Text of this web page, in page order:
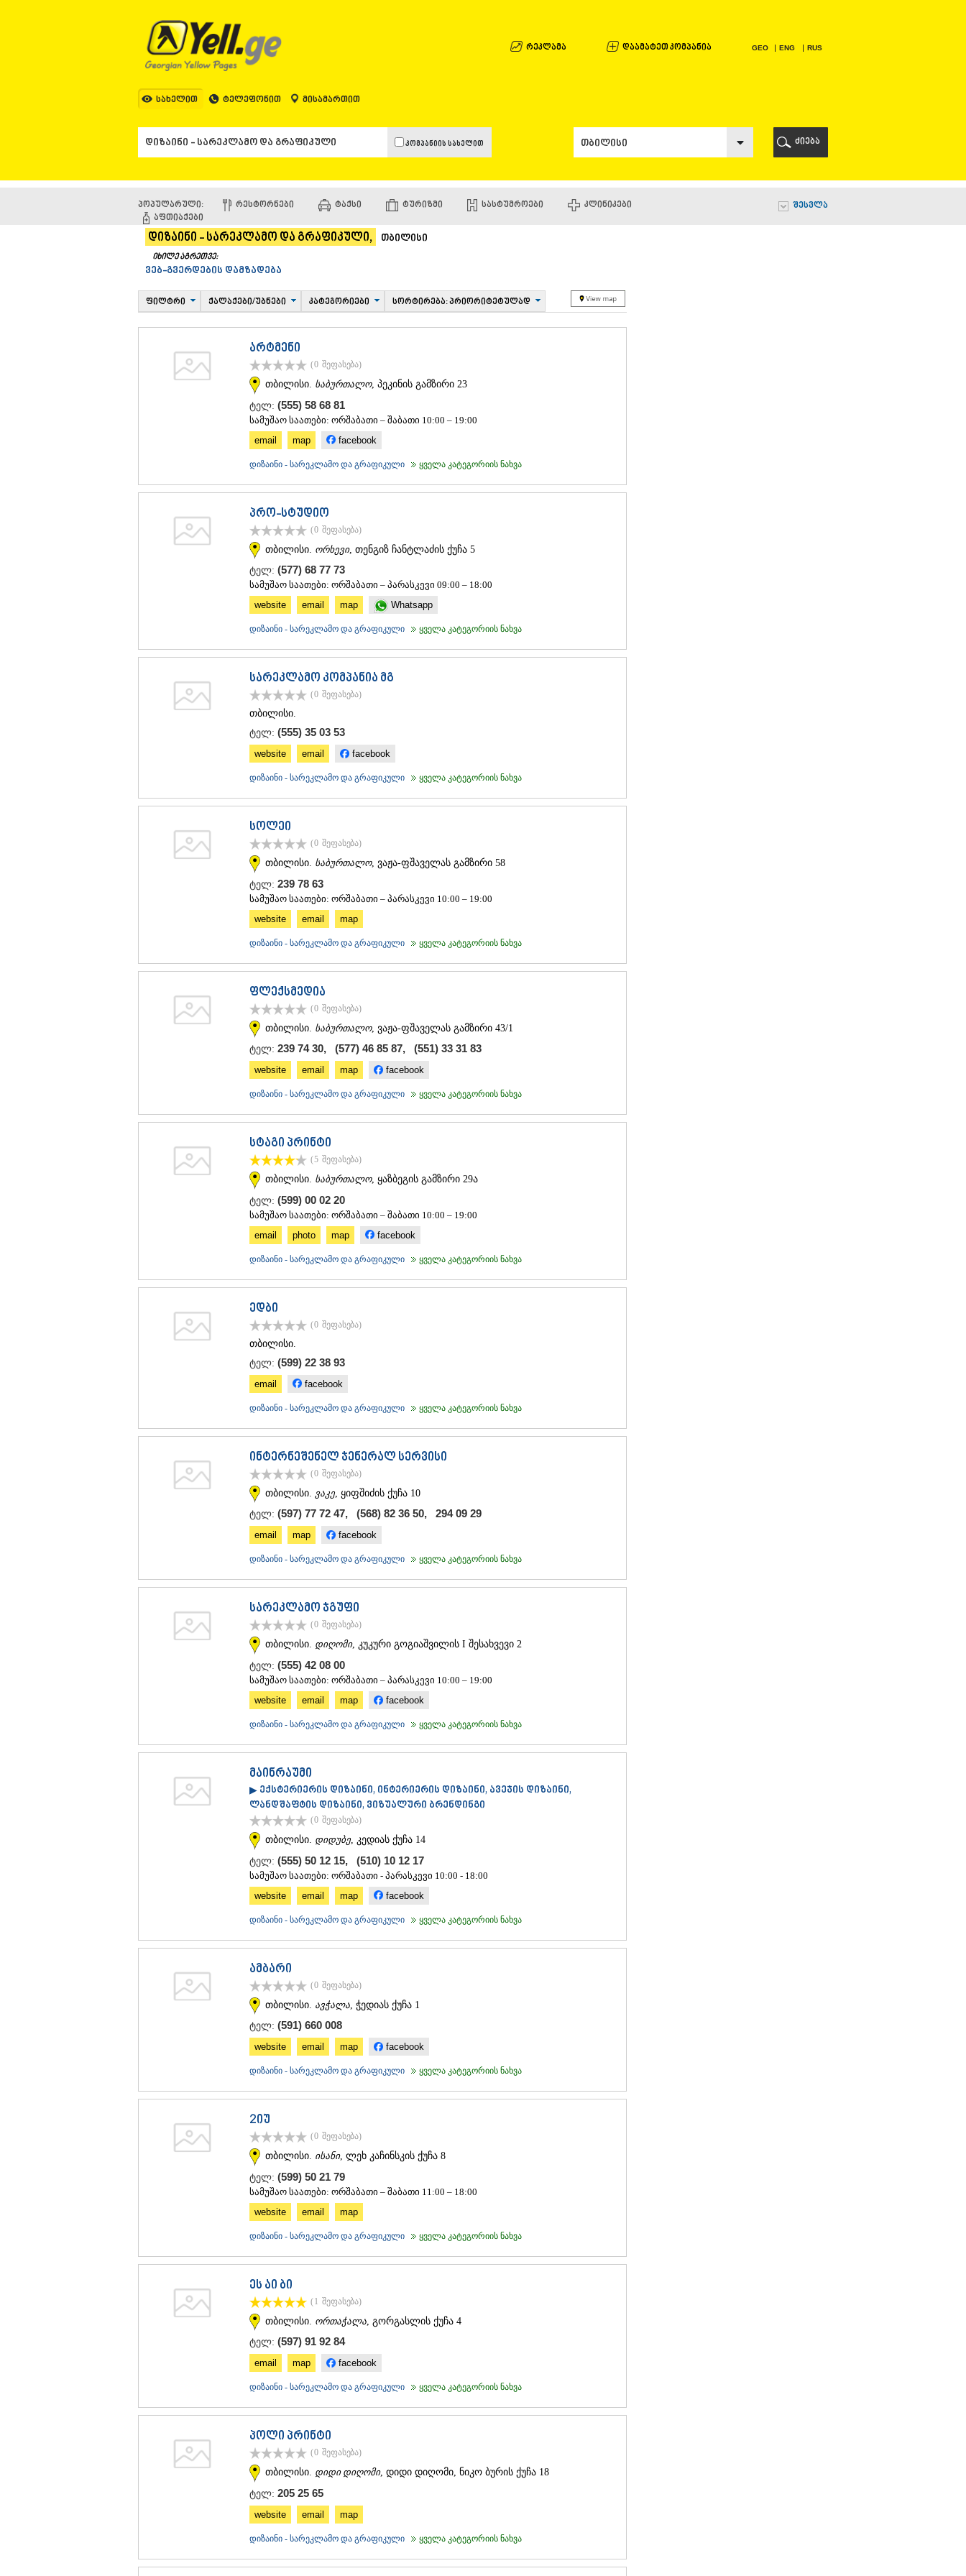
რეკლამა დაამატეთ კომპანია GEO ENG RUS
სახელით ტელეფონით მისამართით
კომპანიის სახელით
ᲐᲭᲐᲠᲐ
ᲩᲐᲥᲕᲘ
ᲚᲐᲜᲩᲮᲣᲗᲘ
ᲩᲝᲮᲐᲢᲐᲣᲠᲘ
ᲗᲔᲠᲯᲝᲚᲐ
ᲡᲐᲛᲢᲠᲔᲓᲘᲐ
ᲡᲐᲩᲮᲔᲠᲔ
ᲗᲔᲚᲐᲕᲘ
ᲒᲣᲓᲐᲣᲠᲘ
ᲛᲐᲠᲢᲕᲘᲚᲘ
ᲐᲮᲐᲚᲥᲐᲚᲐᲥᲘ
ძიება
პოპულარული: ᲠᲔᲡᲢᲝᲠᲜᲔᲑᲘ ᲢᲐᲥᲡᲘ ᲢᲣᲠᲘᲖᲛᲘ ᲡᲐᲡᲢᲣᲛᲠᲝᲔᲑᲘ
ᲙᲚᲘᲜᲘᲙᲔᲑᲘ
ᲐᲤᲗᲘᲐᲥᲔᲑᲘ
შესვლა
დიზაინი - სარეკლამო და გრაფიკული, თბილისი
იხილე აგრეთვე:
ვებ-გვერდების დამზადება
ფილტრი ქალაქები/უბნები კატეგორიები სორტირება: პრიორიტეტულად
არტმენი
(0 შეფასება)
თბილისი. საბურთალო, პეკინის გამზირი 23
ტელ: (555) 58 68 81
სამუშაო საათები: ორშაბათი – შაბათი 10:00 – 19:00
email
map facebook
დიზაინი - სარეკლამო და გრაფიკული ყველა კატეგორიის ნახვა
პრო-სტუდიო
(0 შეფასება)
თბილისი. ორხევი, თენგიზ ჩანტლაძის ქუჩა 5
ტელ: (577) 68 77 73
სამუშაო საათები: ორშაბათი – პარასკევი 09:00 – 18:00
website
email map Whatsapp
დიზაინი - სარეკლამო და გრაფიკული ყველა კატეგორიის ნახვა
სარეკლამო კომპანია მგ
(0 შეფასება)
თბილისი.
ტელ: (555) 35 03 53
website email facebook
დიზაინი - სარეკლამო და გრაფიკული ყველა კატეგორიის ნახვა
სოლეი
(0 შეფასება)
თბილისი. საბურთალო, ვაჟა-ფშაველას გამზირი 58
ტელ: 239 78 63
სამუშაო საათები: ორშაბათი – პარასკევი 10:00 – 19:00
website
email map
დიზაინი - სარეკლამო და გრაფიკული ყველა კატეგორიის ნახვა
ფლექსმედია
(0 შეფასება)
თბილისი. საბურთალო, ვაჟა-ფშაველას გამზირი 43/1
ტელ: 239 74 30, (577) 46 85 87, (551) 33 31 83
website email map facebook
დიზაინი - სარეკლამო და გრაფიკული ყველა კატეგორიის ნახვა
სტაგი პრინტი
(5 შეფასება)
თბილისი. საბურთალო, ყაზბეგის გამზირი 29ა
ტელ: (599) 00 02 20
სამუშაო საათები: ორშაბათი – შაბათი 10:00 – 19:00
email
photo map facebook
დიზაინი - სარეკლამო და გრაფიკული ყველა კატეგორიის ნახვა
ედბი
(0 შეფასება)
თბილისი.
ტელ: (599) 22 38 93
email facebook
დიზაინი - სარეკლამო და გრაფიკული ყველა კატეგორიის ნახვა
ინტერნეშენელ ჯენერალ სერვისი
(0 შეფასება)
თბილისი. ვაკე , ყიფშიძის ქუჩა 10
ტელ: (597) 77 72 47, (568) 82 36 50, 294 09 29
email map facebook
დიზაინი - სარეკლამო და გრაფიკული ყველა კატეგორიის ნახვა
სარეკლამო ჯგუფი
(0 შეფასება)
თბილისი. დიღომი, კუკური გოგიაშვილის I შესახვევი 2
ტელ: (555) 42 08 00
სამუშაო საათები: ორშაბათი – პარასკევი 10:00 – 19:00
website
email map facebook
დიზაინი - სარეკლამო და გრაფიკული ყველა კატეგორიის ნახვა
მაინრაუმი
▶ ექსტერიერის დიზაინი, ინტერიერის დიზაინი, ავეჯის დიზაინი,
ლანდშაფტის დიზაინი, ვიზუალური ბრენდინგი
(0 შეფასება)
თბილისი. დიდუბე , კედიას ქუჩა 14
ტელ: (555) 50 12 15, (510) 10 12 17
სამუშაო საათები: ორშაბათი - პარასკევი 10:00 - 18:00
website
email map facebook
დიზაინი - სარეკლამო და გრაფიკული ყველა კატეგორიის ნახვა
ამბარი
(0 შეფასება)
თბილისი. ავჭალა , ჭედიას ქუჩა 1
ტელ: (591) 660 008
website email map facebook
დიზაინი - სარეკლამო და გრაფიკული ყველა კატეგორიის ნახვა
2იუ
(0 შეფასება)
თბილისი. ისანი, ლეხ კაჩინსკის ქუჩა 8
ტელ: (599) 50 21 79
სამუშაო საათები: ორშაბათი – შაბათი 11:00 – 18:00
website
email map
დიზაინი - სარეკლამო და გრაფიკული ყველა კატეგორიის ნახვა
ეს აი ბი
(1 შეფასება)
თბილისი. ორთაჭალა , გორგასლის ქუჩა 4
ტელ: (597) 91 92 84
email map facebook
დიზაინი - სარეკლამო და გრაფიკული ყველა კატეგორიის ნახვა
პოლი პრინტი
(0 შეფასება)
თბილისი. დიდი დიღომი, დიდი დიღომი, ნიკო ბურის ქუჩა 18
ტელ: 205 25 65
website email map
დიზაინი - სარეკლამო და გრაფიკული ყველა კატეგორიის ნახვა